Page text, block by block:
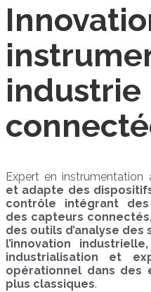
industrie
Expert en instrumentation
et adapte des
contrôle intégrant
des capteurs
des outils d’analyse des
l’innovation
industrialisation et
opérationnel dans des
plus classiques.